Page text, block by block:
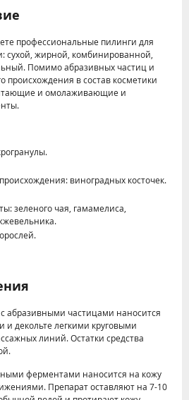
профессиональные пилинги для
сухой, жирной, комбинированной,
Помимо абразивных частиц и
происхождения в состав косметики
и омолаживающие и
виноградных косточек.
зеленого чая, гамамелиса,
частицами наносится
и декольте легкими круговыми
линий. Остатки средства
ферментами наносится на кожу
Препарат оставляют на 7-10